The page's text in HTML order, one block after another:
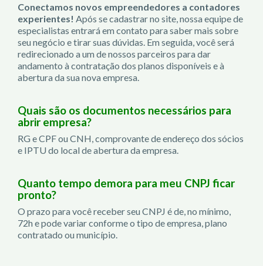
Conectamos novos empreendedores a contadores
experientes! Após se cadastrar no site, nossa equipe de
especialistas entrará em contato para saber mais sobre
seu negócio e tirar suas dúvidas. Em seguida, você será
redirecionado a um de nossos parceiros para dar
andamento à contratação dos planos disponíveis e à
abertura da sua nova empresa.
Quais são os documentos necessários para
abrir empresa?
RG e CPF ou CNH, comprovante de endereço dos sócios
e IPTU do local de abertura da empresa.
Quanto tempo demora para meu CNPJ ficar
pronto?
O prazo para você receber seu CNPJ é de, no mínimo,
72h e pode variar conforme o tipo de empresa, plano
contratado ou município.